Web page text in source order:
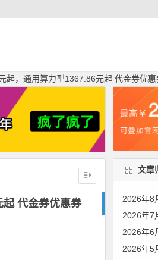
起，通用算力型1367.86元起 代金券优惠
起 代金券优惠券
文章
2026年8
2026年7
2026年6
2026年5